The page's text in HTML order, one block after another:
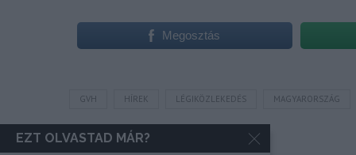
Megosztás
GVH HÍREK LÉGIKÖZLEKEDÉS MAGYARORSZÁG
EZT OLVASTAD MÁR?